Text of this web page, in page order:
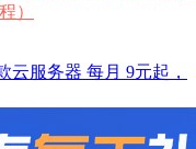
）
云服务器 每月 9元起，